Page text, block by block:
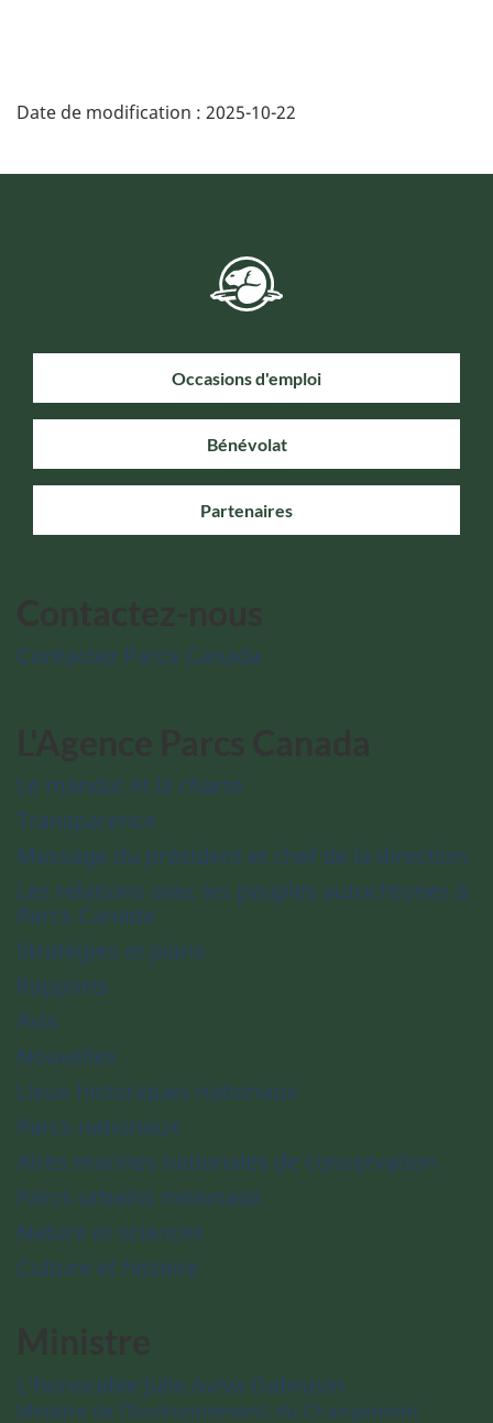
Date de modification : 2025-10-22
Occasions d'emploi
Bénévolat
Partenaires
Contactez Parcs Canada
Le mandat et la charte
Transparence
Message du président et chef de la direction
Les relations avec les peuples autochtones à
Parcs Canada
Stratégies et plans
Rapports
Avis
Nouvelles
Lieux historiques nationaux
Parcs nationaux
Aires marines nationales de conservation
Parcs urbains nationaux
Nature et sciences
Culture et histoire
L’honorable Julie Aviva Dabrusin
Ministre de l’Environnement, du Changement